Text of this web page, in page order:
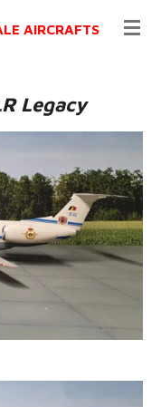
AIRCRAFTS
Legacy